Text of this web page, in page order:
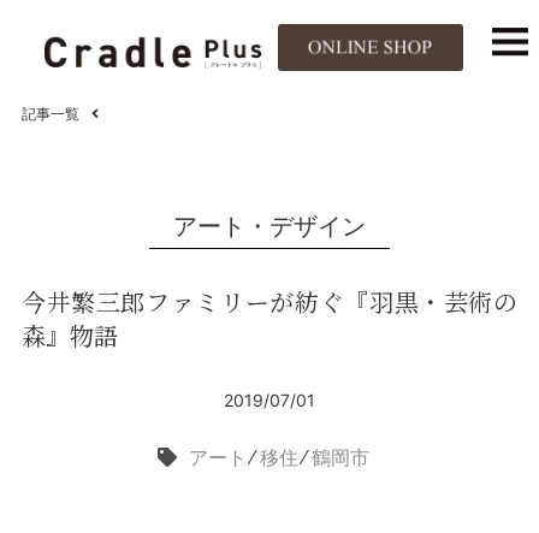
記事一覧
アート・デザイン
今井繁三郎ファミリーが紡ぐ『羽黒・芸術の
森』物語
2019/07/01
アート ⁄移住⁄鶴岡市